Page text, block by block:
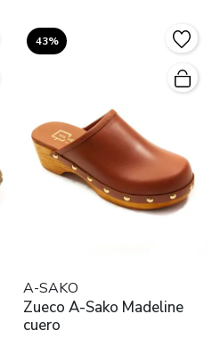
43%
A-SAKO
Zueco A-Sako Madeline
cuero